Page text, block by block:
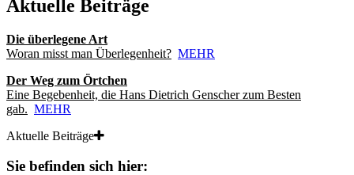
Aktuelle Beiträge
Die überlegene Art
Woran misst man Überlegenheit? MEHR
Der Weg zum Örtchen
Eine Begebenheit, die Hans Dietrich Genscher zum Besten
gab. MEHR
Aktuelle Beiträge
Sie befinden sich hier: